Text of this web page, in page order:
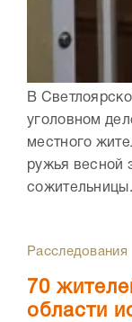
В
уголовном
местного
ружья весной
Расследования
70
области